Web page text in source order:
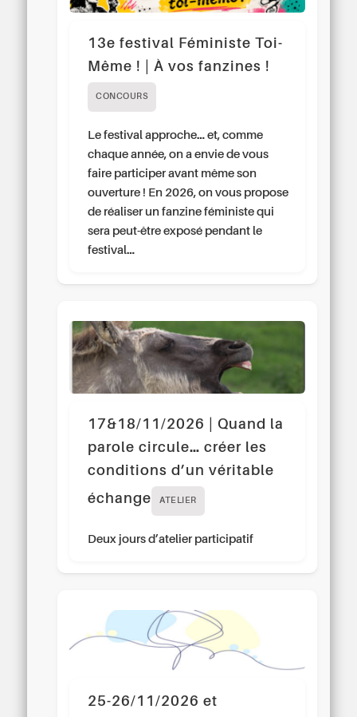
13e festival Féministe Toi-
Même ! | À vos fanzines !
CONCOURS
Le festival approche… et, comme
chaque année, on a envie de vous
faire participer avant même son
ouverture ! En 2026, on vous propose
de réaliser un fanzine féministe qui
sera peut-être exposé pendant le
festival…
17&18/11/2026 | Quand la
parole circule… créer les
conditions d’un véritable
échange
ATELIER
Deux jours d’atelier participatif
25-26/11/2026 et